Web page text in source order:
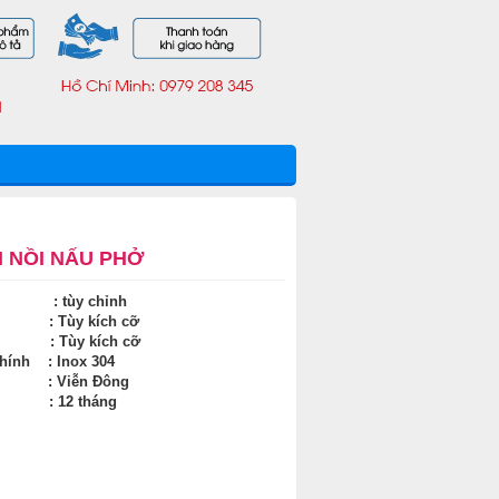
NỒI NẤU PHỞ
: tùy chỉnh
: Tùy kích cỡ
: Tùy kích cỡ
: Inox 304
: Viễn Đông
: 12 tháng